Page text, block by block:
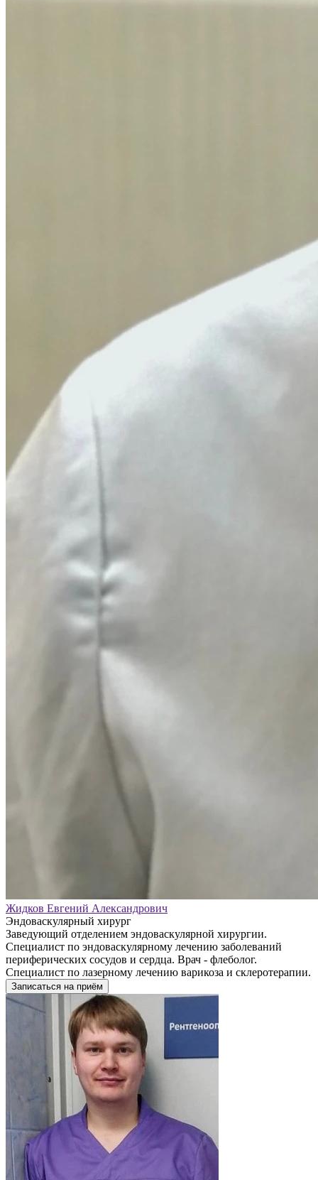
Жидков Евгений Александрович
Эндоваскулярный хирург
Заведующий отделением эндоваскулярной хирургии.
Специалист по эндоваскулярному лечению заболеваний
периферических сосудов и сердца. Врач - флеболог.
Специалист по лазерному лечению варикоза и склеротерапии.
Записаться на приём